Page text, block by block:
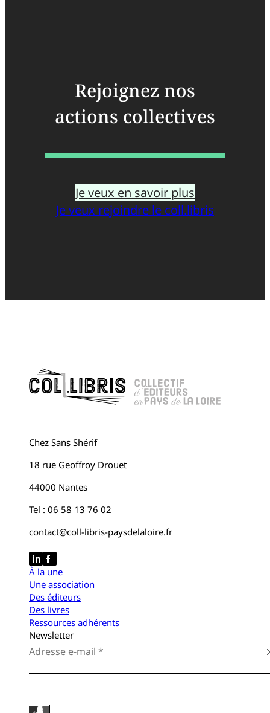
Rejoignez nos
actions collectives
Je veux en savoir plus
Je veux rejoindre le coll.libris
Chez Sans Shérif
18 rue Geoffroy Drouet
44000 Nantes
Tel : 06 58 13 76 02
contact@coll-libris-paysdelaloire.fr
À la une
Une association
Des éditeurs
Des livres
Ressources adhérents
Newsletter